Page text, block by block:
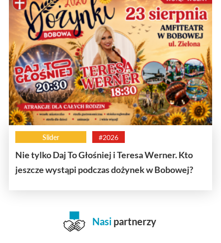
Slider #2026
Nie tylko Daj To Głośniej i Teresa Werner. Kto
jeszcze wystąpi podczas dożynek w Bobowej?
Nasi partnerzy